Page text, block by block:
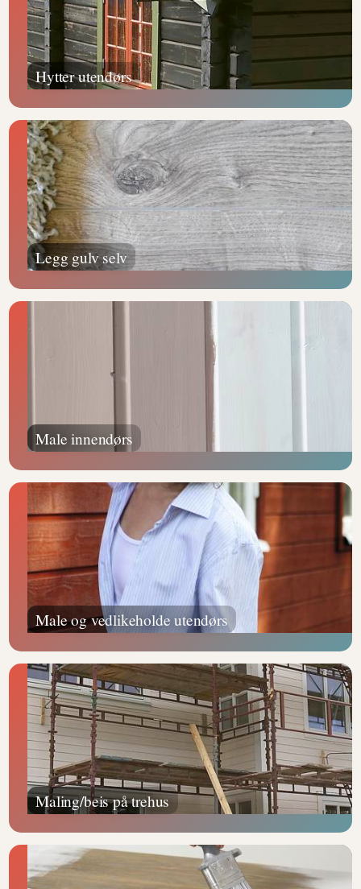
Hytter utendørs
Legg gulv selv
Male innendørs
Male og vedlikeholde utendørs
Maling/beis på trehus